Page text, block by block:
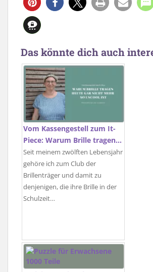
Das könnte dich auch
Vom Kassengestell zum It-
Piece: Warum Brille tragen…
Seit meinem zwölften Lebensjahr
gehöre ich zum Club der
Brillenträger und damit zu
denjenigen, die ihre Brille in der
Schulzeit…